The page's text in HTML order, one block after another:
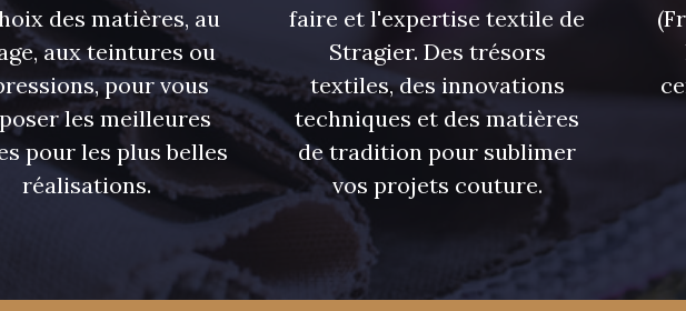
des matières, au
aux teintures ou
pour vous
les meilleures
pour les plus belles
réalisations.
faire et l'expertise textile de
Stragier. Des trésors
textiles, des innovations
techniques et des matières
de tradition pour sublimer
vos projets couture.